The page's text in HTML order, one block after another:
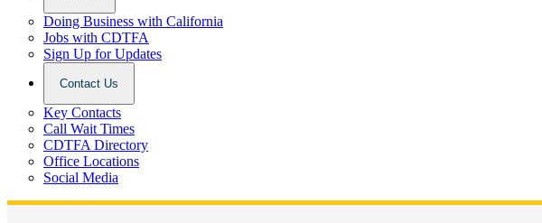
Doing Business with California
Jobs with CDTFA
Sign Up for Updates
Contact Us
Key Contacts
Call Wait Times
CDTFA Directory
Office Locations
Social Media